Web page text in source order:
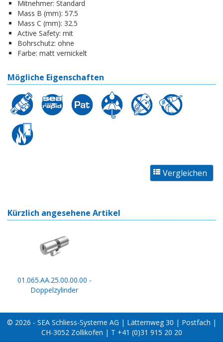
Mitnehmer: Standard
Mass B (mm): 57.5
Mass C (mm): 32.5
Active Safety: mit
Bohrschutz: ohne
Farbe: matt vernickelt
Mögliche Eigenschaften
Kürzlich angesehene Artikel
01.065.AA.25.00.00.00 -
Doppelzylinder
© 2026 - SEA Schliess-Systeme AG | Lätternweg 30 | Postfach |
CH-3052 Zollikofen | T +41 (0)31 915 20 20